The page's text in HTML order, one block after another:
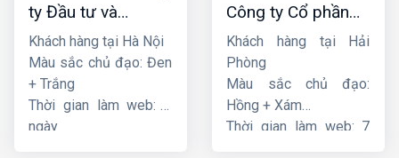
ty Đầu tư và
Thương mại Five-
Star
Khách hàng tại Hà Nội
Màu sắc chủ đạo: Đen
+ Trắng
Thời gian làm web: 7
ngày
Công ty Cổ phần
dịch vụ hàng hải
Sen
Khách hàng tại Hải
Phòng
Màu sắc chủ đạo:
Hồng + Xám
Thời gian làm web: 7